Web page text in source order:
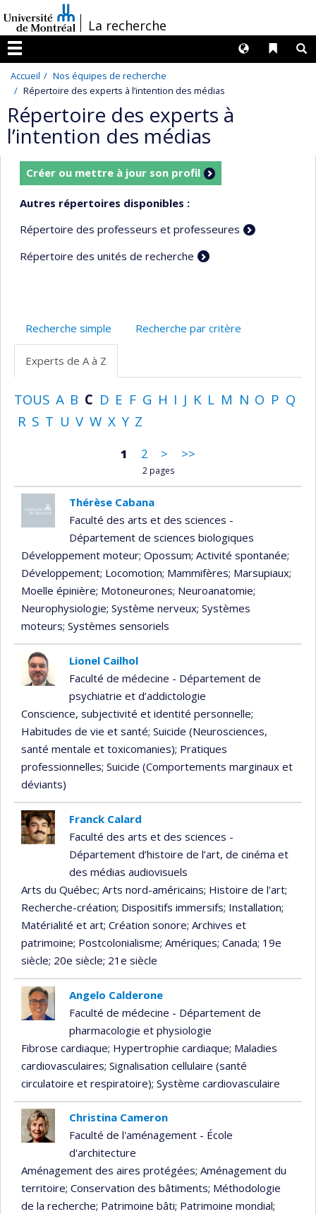
au
contenu
/La recherche
Menu
Liens
Langues
Accueil
Nos équipes de recherche
Répertoire des experts à l’intention des médias
Répertoire des experts à
l’intention des médias
Créer ou mettre à jour son profil
Autres répertoires disponibles :
Répertoire des professeurs et professeures
Répertoire des unités de recherche
Recherche simple Recherche par critère
Experts de A à Z
TOUS A B C D E F G H I J K L M N O P Q
R S T U V W X Y Z
1 2 > >>
2 pages
Thérèse Cabana
Faculté des arts et des sciences -
Département de sciences biologiques
Développement moteur; Opossum; Activité spontanée;
Développement; Locomotion; Mammifères; Marsupiaux;
Moelle épinière; Motoneurones; Neuroanatomie;
Neurophysiologie; Système nerveux; Systèmes
moteurs; Systèmes sensoriels
Lionel Cailhol
Faculté de médecine - Département de
psychiatrie et d’addictologie
Conscience, subjectivité et identité personnelle;
Habitudes de vie et santé; Suicide (Neurosciences,
santé mentale et toxicomanies); Pratiques
professionnelles; Suicide (Comportements marginaux et
déviants)
Franck Calard
Faculté des arts et des sciences -
Département d’histoire de l’art, de cinéma et
des médias audiovisuels
Arts du Québec; Arts nord-américains; Histoire de l'art;
Recherche-création; Dispositifs immersifs; Installation;
Matérialité et art; Création sonore; Archives et
patrimoine; Postcolonialisme; Amériques; Canada; 19e
siècle; 20e siècle; 21e siècle
Angelo Calderone
Faculté de médecine - Département de
pharmacologie et physiologie
Fibrose cardiaque; Hypertrophie cardiaque; Maladies
cardiovasculaires; Signalisation cellulaire (santé
circulatoire et respiratoire); Système cardiovasculaire
Christina Cameron
Faculté de l'aménagement - École
d'architecture
Aménagement des aires protégées; Aménagement du
territoire; Conservation des bâtiments; Méthodologie
de la recherche; Patrimoine bâti; Patrimoine mondial;